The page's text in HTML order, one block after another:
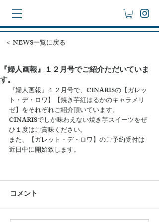
＜ NEWS一覧に戻る
『婦人画報』１２月号でご紹介ただいていま
す。
『婦人画報』１２月号で、CINARISの【ガレッ
ト・デ・ロワ】【焼き芋紅はるかのキャラメリ
ゼ】をそれぞれご紹介頂いています。
CINARISでしか味わえない焼き芋スイーツをぜ
ひ１度はご賞味ください。
また、【ガレット・デ・ロワ】のご予約受付は
近日中に開始致します。
コメント